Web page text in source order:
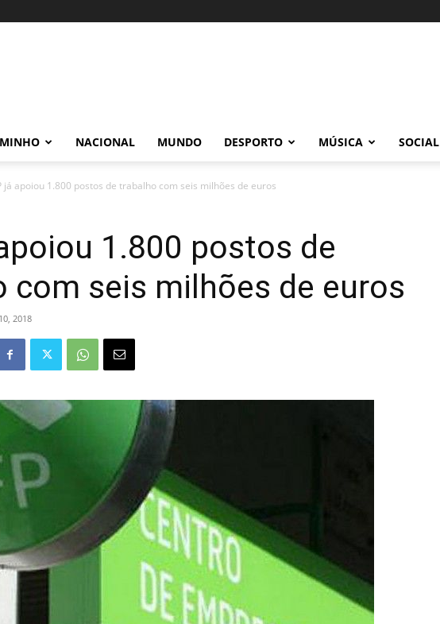
MINHO NACIONAL MUNDO DESPORTO MÚSICA SOCIAL
já apoiou 1.800 postos de trabalho com seis milhões de euros
1.800 postos de
com seis milhões de euros
2018